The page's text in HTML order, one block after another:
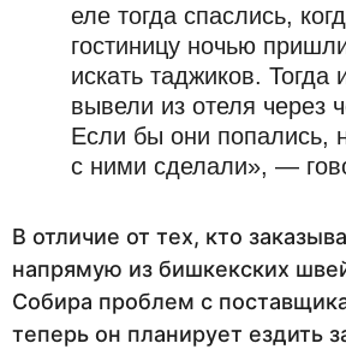
еле тогда спаслись,
гостиницу ночью
искать таджиков. Тогда
вывели из отеля через
Если бы они попались,
с ними сделали», —
В отличие от тех, кто
напрямую из бишкекских
Собира проблем с
теперь он планирует ездить